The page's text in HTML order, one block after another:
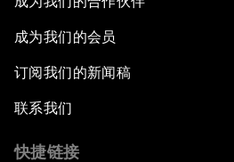
成为我们的会员
订阅我们的新闻稿
联系我们
快捷链接